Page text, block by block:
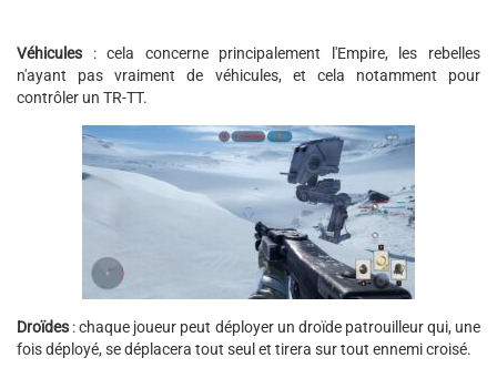
Véhicules : cela concerne principalement l'Empire, les rebelles
n'ayant pas vraiment de véhicules, et cela notamment pour
contrôler un TR-TT.
Droïdes : chaque joueur peut déployer un droïde patrouilleur qui, une
fois déployé, se déplacera tout seul et tirera sur tout ennemi croisé.